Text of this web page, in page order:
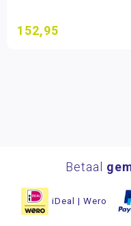
152,95
Betaal
iDeal | Wero